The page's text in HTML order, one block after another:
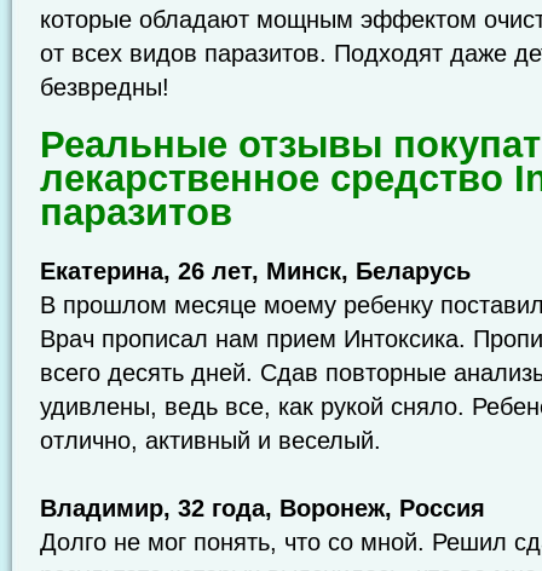
которые обладают мощным эффектом
от всех видов паразитов. Подходят даже
безвредны!
Реальные отзывы
лекарственное средство
паразитов
Екатерина, 26 лет, Минск, Беларусь
В прошлом месяце моему ребенку
Врач прописал нам прием Интоксика.
всего десять дней. Сдав повторные
удивлены, ведь все, как рукой сняло.
отлично, активный и веселый.
Владимир, 32 года, Воронеж, Россия
Долго не мог понять, что со мной. Решил